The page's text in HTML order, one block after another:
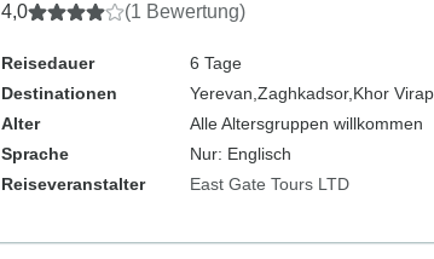
4,0 (1 Bewertung)
Reisedauer
6 Tage
Destinationen
Yerevan, Zaghkadsor, Khor Virap
Alter
Alle Altersgruppen willkommen
Sprache
Nur: Englisch
Reiseveranstalter
East Gate Tours LTD